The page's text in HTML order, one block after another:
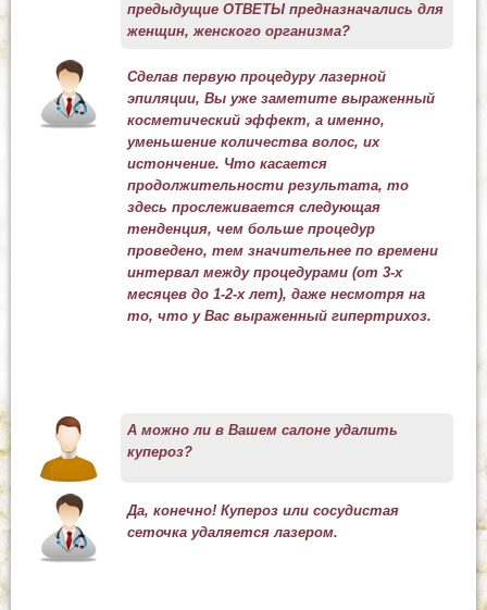
предыдущие ОТВЕТЫ предназначались для
женщин, женского организма?
Сделав первую процедуру лазерной
эпиляции, Вы уже заметите выраженный
косметический эффект, а именно,
уменьшение количества волос, их
истончение. Что касается
продолжительности результата, то
здесь прослеживается следующая
тенденция, чем больше процедур
проведено, тем значительнее по времени
интервал между процедурами (от 3-х
месяцев до 1-2-х лет), даже несмотря на
то, что у Вас выраженный гипертрихоз.
А можно ли в Вашем салоне удалить
купероз?
Да, конечно! Купероз или сосудистая
сеточка удаляется лазером.